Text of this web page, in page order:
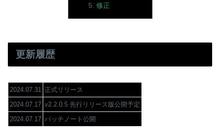
修正
更新履歴
2024.07.31 正式リリース
2024.07.17 v2.2.0.5 先行リリース版公開予定
2024.07.17 パッチノート公開